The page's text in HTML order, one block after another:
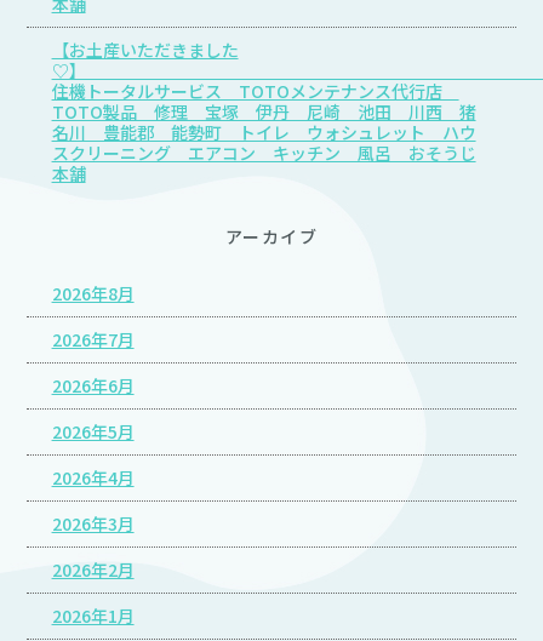
【お土産いただきました
♡
住機トータルサービス TOTOメンテナンス代行店
TOTO製品 修理 宝塚 伊丹 尼崎 池田 川西 猪
名川 豊能郡 能勢町 トイレ ウォシュレット ハウ
スクリーニング エアコン キッチン 風呂 おそうじ
本舗
アーカイブ
2026年8月
2026年7月
2026年6月
2026年5月
2026年4月
2026年3月
2026年2月
2026年1月